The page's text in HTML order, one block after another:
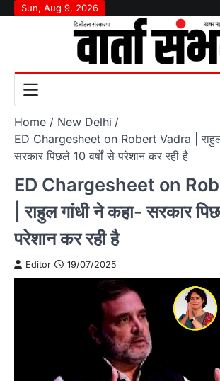
SkipSun, Aug 9, 2026
Home
New Delhi
ED Chargesheet on Robert Vadra |
सरकार पिछले 10 वर्षों से परेशान कर रही है
ED Chargesheet on
| राहुल गांधी ने कहा- सरकार
परेशान कर रही है
Editor 19/07/2025